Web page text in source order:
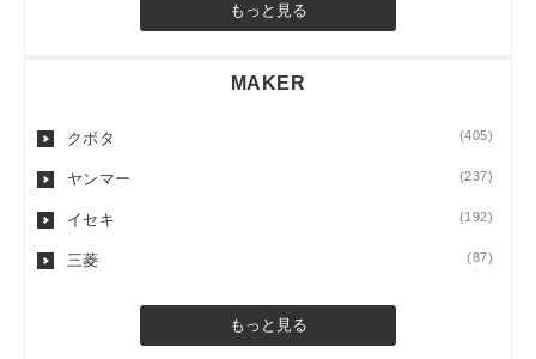
もっと見る
MAKER
クボタ (405)
ヤンマー (237)
イセキ (192)
三菱 (87)
もっと見る